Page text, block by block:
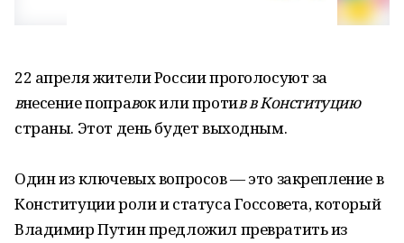
22 апреля жители России проголосуют за
внесение поправок или противвКонституцию
страны. Этот день будет выходным.
Один из ключевых вопросов — это закрепление в
Конституции роли и статуса Госсовета, который
Владимир Путин предложил превратить из